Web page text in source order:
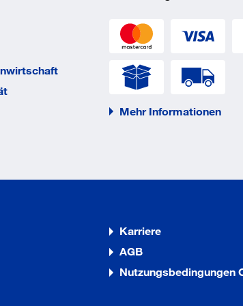
RAL_5012_Lichtblau
RAL 5012 Lichtblau
Mehr Informationen
Karriere
AGB
Nutzungsbedingungen